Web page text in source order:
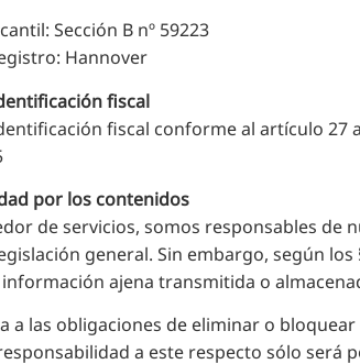
Sección B nº 59223
Hannover
fiscal
fiscal conforme al artículo 27
por los contenidos
de servicios, somos responsables
general. Sin embargo, según
ajena transmitida o
a las obligaciones de eliminar o
a este respecto sólo